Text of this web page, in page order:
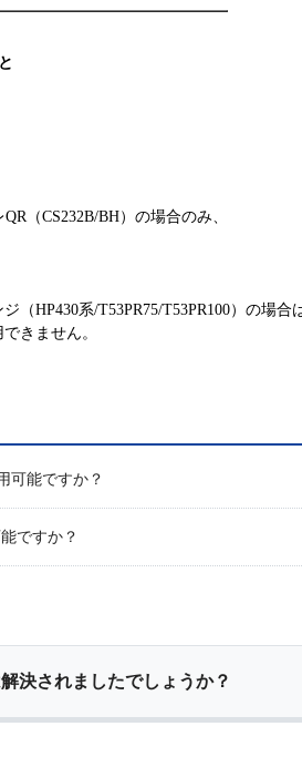
（CS232B/BH）の場合のみ、
HP430系/T53PR75/T53PR100）の場合
きません。
可能ですか？
ですか？
決されましたでしょうか？